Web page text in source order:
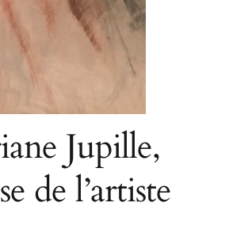
Jupille,
de l’artiste